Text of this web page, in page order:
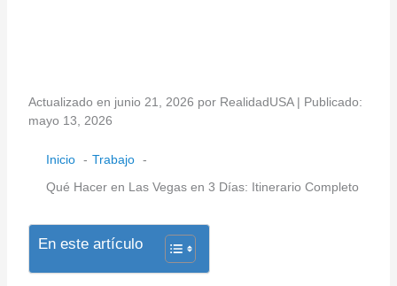
Actualizado en junio 21, 2026 por RealidadUSA | Publicado:
mayo 13, 2026
Inicio
Trabajo
Qué Hacer en Las Vegas en 3 Días: Itinerario Completo
En este artículo